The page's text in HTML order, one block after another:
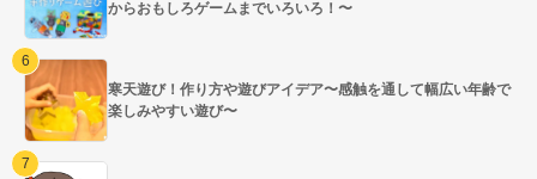
からおもしろゲームまでいろいろ！〜
寒天遊び！作り方や遊びアイデア〜感触を通して幅広い年齢で
楽しみやすい遊び〜